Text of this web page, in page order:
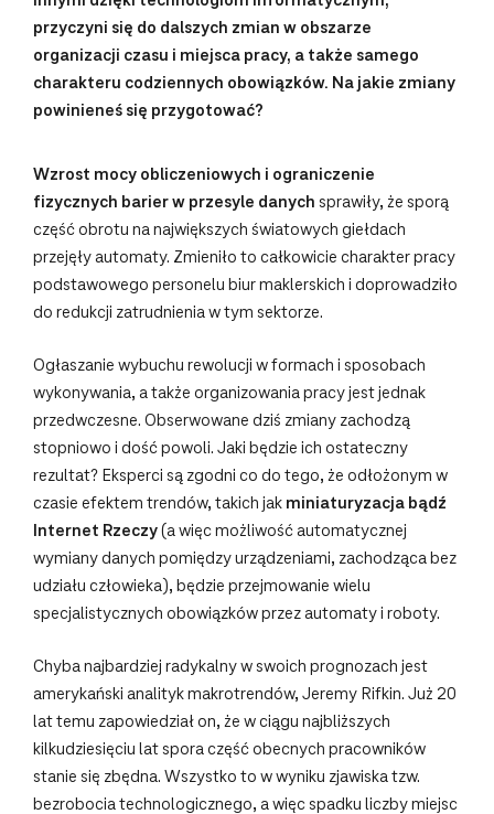
przyczyni się do dalszych zmian w obszarze
organizacji czasu i miejsca pracy, a także samego
charakteru codziennych obowiązków. Na jakie zmiany
powinieneś się przygotować?
Wzrost mocy obliczeniowych i ograniczenie
fizycznych barier w przesyle danych sprawiły, że sporą
część obrotu na największych światowych giełdach
przejęły automaty. Zmieniło to całkowicie charakter pracy
podstawowego personelu biur maklerskich i doprowadziło
do redukcji zatrudnienia w tym sektorze.
Ogłaszanie wybuchu rewolucji w formach i sposobach
wykonywania, a także organizowania pracy jest jednak
przedwczesne. Obserwowane dziś zmiany zachodzą
stopniowo i dość powoli. Jaki będzie ich ostateczny
rezultat? Eksperci są zgodni co do tego, że odłożonym w
czasie efektem trendów, takich jak miniaturyzacja bądź
Internet Rzeczy(a więc możliwość automatycznej
wymiany danych pomiędzy urządzeniami, zachodząca bez
udziału człowieka), będzie przejmowanie wielu
specjalistycznych obowiązków przez automaty i roboty.
Chyba najbardziej radykalny w swoich prognozach jest
amerykański analityk makrotrendów, Jeremy Rifkin. Już 20
lat temu zapowiedział on, że w ciągu najbliższych
kilkudziesięciu lat spora część obecnych pracowników
stanie się zbędna. Wszystko to w wyniku zjawiska tzw.
bezrobocia technologicznego, a więc spadku liczby miejsc